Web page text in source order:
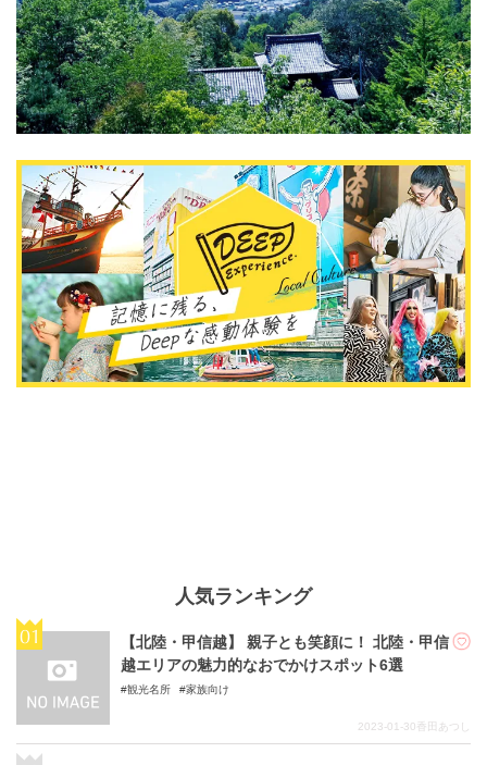
人気ランキング
【北陸・甲信越】 親子とも笑顔に！ 北陸・甲信
越エリアの魅力的なおでかけスポット6選
観光名所 家族向け
2023-01-30 香田あつし